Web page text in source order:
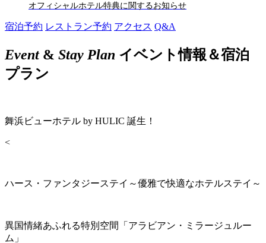
オフィシャルホテル特典に関するお知らせ
宿泊予約 レストラン予約 アクセス Q&A
Event& Stay Plan イベント情報＆宿泊
プラン
舞浜ビューホテル by HULIC 誕生！
<
ハース・ファンタジーステイ～優雅で快適なホテルステイ～
異国情緒あふれる特別空間「アラビアン・ミラージュルー
ム」